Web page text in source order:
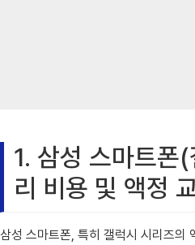
1. 삼성 스마트폰
리 비용 및 액정
삼성 스마트폰, 특히 갤럭시 시리즈의